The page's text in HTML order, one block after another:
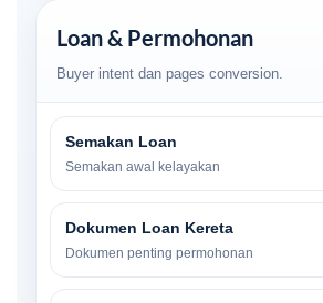
Loan & Permohonan
Buyer intent dan pages conversion.
Semakan Loan
Semakan awal kelayakan
Dokumen Loan Kereta
Dokumen penting permohonan